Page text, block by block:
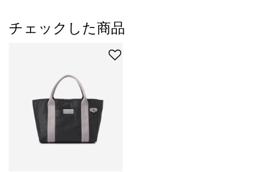
チェックした商品